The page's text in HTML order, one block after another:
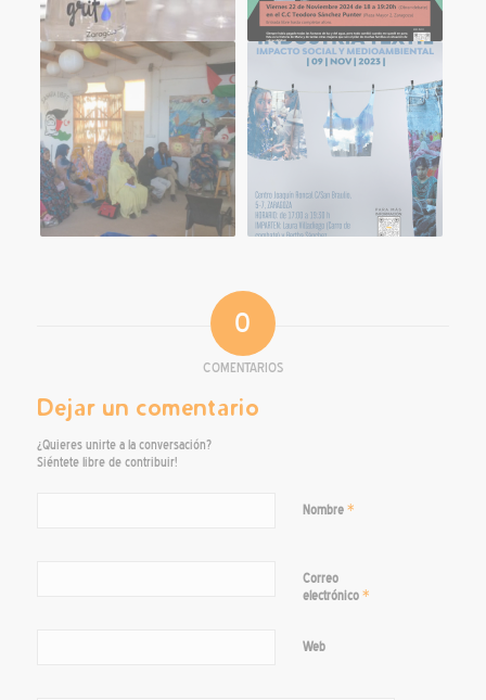
0
COMENTARIOS
Dejar un comentario
¿Quieres unirte a la conversación?
Siéntete libre de contribuir!
Nombre *
Correo
electrónico *
Web